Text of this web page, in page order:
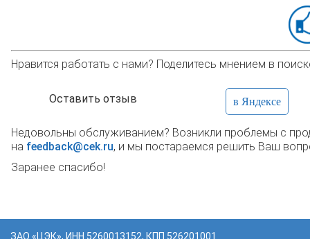
Нравится работать с нами? Поделитесь мнением в
Оставить отзыв в Яндексе
Недовольны обслуживанием? Возникли проблемы с
на feedback@cek.ru, и мы постараемся решить Ваш
Заранее спасибо!
ЗАО «ЦЭК», ИНН 5260013152, КПП 526201001